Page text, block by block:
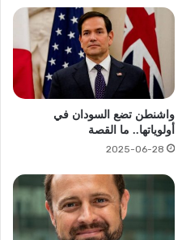
واشنطن تضع السودان في
أولوياتها.. ما القصة
2025-06-28